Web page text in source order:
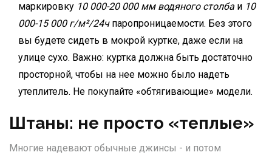
маркировку 10 000-20 000 мм водяного столба и 10
000-15 000 г/м²/24чпаропроницаемости. Без этого
вы будете сидеть в мокрой куртке, даже если на
улице сухо. Важно: куртка должна быть достаточно
просторной, чтобы на нее можно было надеть
утеплитель. Не покупайте «обтягивающие» модели.
Штаны: не просто «теплые»
Многие надевают обычные джинсы - и потом